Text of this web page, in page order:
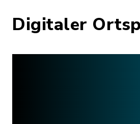
Digitaler